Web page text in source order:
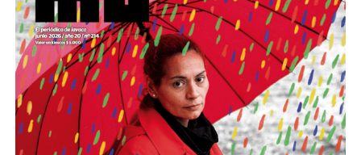
Descargar la Mu en PDF